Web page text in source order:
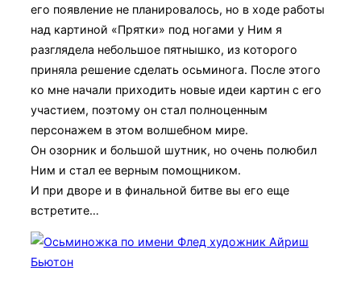
его появление не планировалось, но в ходе работы
над картиной «Прятки» под ногами у Ним я
разглядела небольшое пятнышко, из которого
приняла решение сделать осьминога. После этого
ко мне начали приходить новые идеи картин с его
участием, поэтому он стал полноценным
персонажем в этом волшебном мире.
Он озорник и большой шутник, но очень полюбил
Ним и стал ее верным помощником.
И при дворе и в финальной битве вы его еще
встретите…